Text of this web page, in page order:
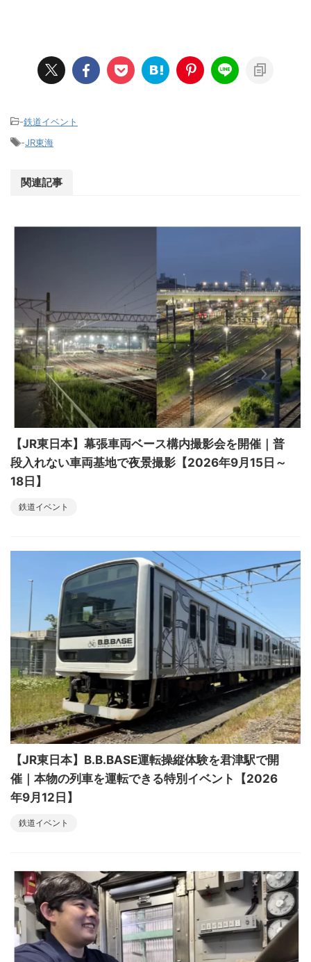
-鉄道イベント
-JR東海
関連記事
【JR東日本】幕張車両ベース構内撮影会を開催｜普
段入れない車両基地で夜景撮影【2026年9月15日～
18日】
鉄道イベント
【JR東日本】B.B.BASE運転操縦体験を君津駅で開
催｜本物の列車を運転できる特別イベント【2026
年9月12日】
鉄道イベント